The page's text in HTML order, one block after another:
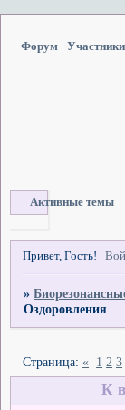
Форум Участники
Активные темы
Привет, Гость!
»
Оздоровления
К
Страница: « 1 2 3